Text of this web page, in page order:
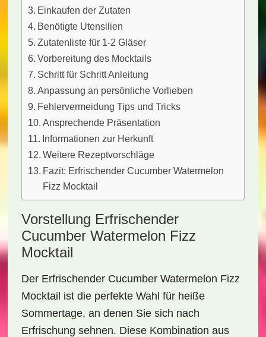
Einkaufen der Zutaten
Benötigte Utensilien
Zutatenliste für 1-2 Gläser
Vorbereitung des Mocktails
Schritt für Schritt Anleitung
Anpassung an persönliche Vorlieben
Fehlervermeidung Tips und Tricks
Ansprechende Präsentation
Informationen zur Herkunft
Weitere Rezeptvorschläge
Fazit: Erfrischender Cucumber Watermelon
Fizz Mocktail
Vorstellung Erfrischender
Cucumber Watermelon Fizz
Mocktail
Der Erfrischender Cucumber Watermelon Fizz
Mocktail ist die perfekte Wahl für heiße
Sommertage, an denen Sie sich nach
Erfrischung sehnen. Diese Kombination aus